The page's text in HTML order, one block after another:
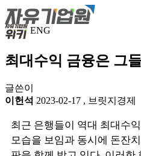
ENG
최대수익 금융은 그
글쓴이
이헌석 2023-02-17 , 브릿지경제
최근 은행들이 역대 최대수
모습을 보임과 동시에 돈잔